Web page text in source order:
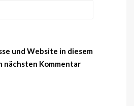
und Website in diesem
nächsten Kommentar